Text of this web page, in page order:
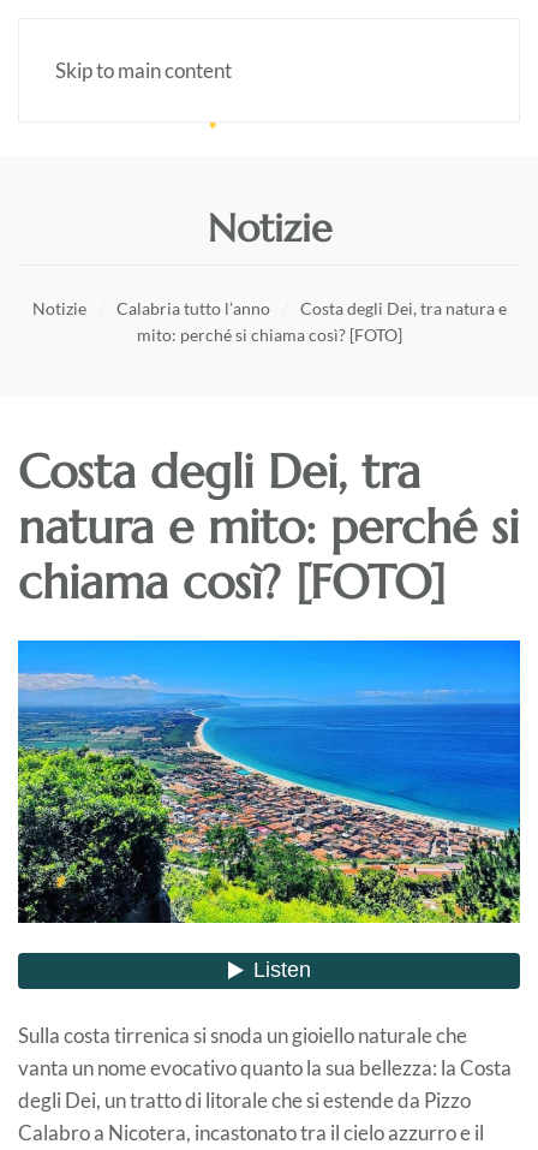
Skip to main content
Notizie
Notizie Calabria tutto l’anno
Costa degli Dei, tra natura e
mito: perché si chiama così? [FOTO]
Costa degli Dei, tra
natura e mito: perché si
chiama così? [FOTO]
Sulla costa tirrenica si snoda un gioiello naturale che
vanta un nome evocativo quanto la sua bellezza: la Costa
degli Dei, un tratto di litorale che si estende da Pizzo
Calabro a Nicotera, incastonato tra il cielo azzurro e il